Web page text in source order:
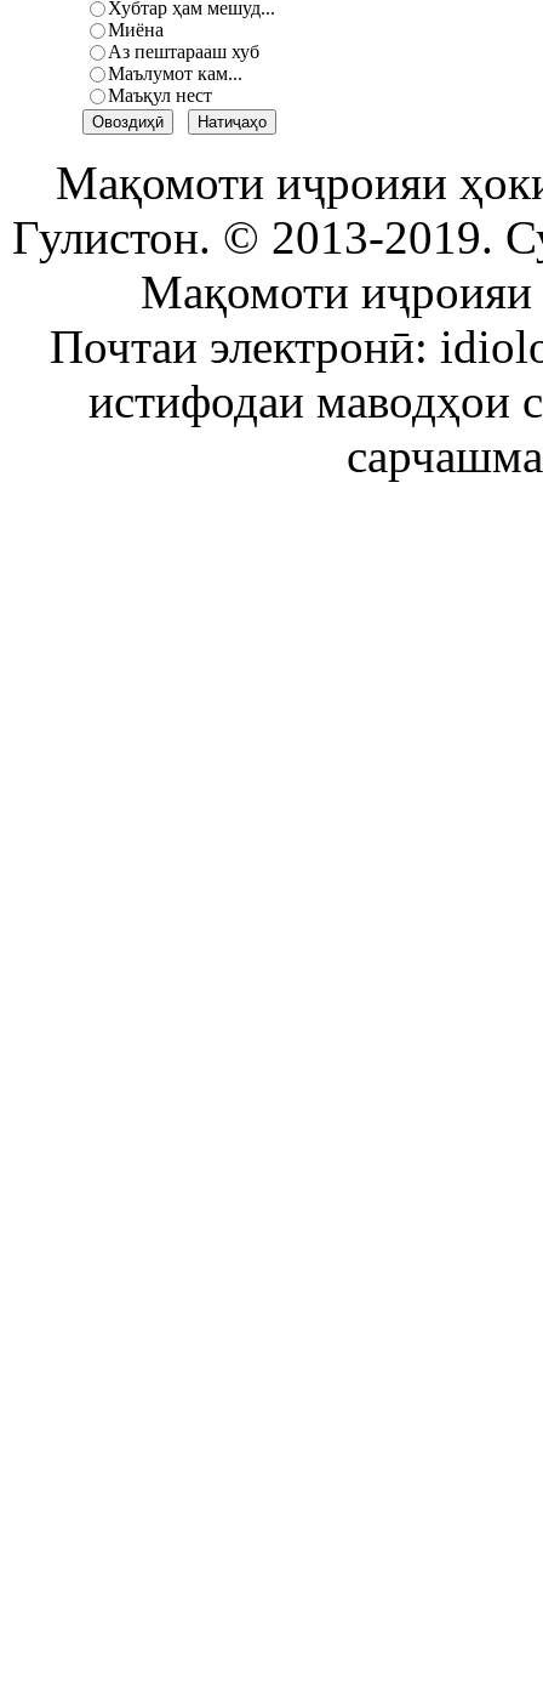
Хубтар ҳам мешуд...
Миёна
Аз пештарааш хуб
Маълумот кам...
Маъқул нест
Мақомоти иҷроияи
Гулистон. © 2013-2019.
Мақомоти иҷроияи
Почтаи электронӣ:
истифодаи маводҳои